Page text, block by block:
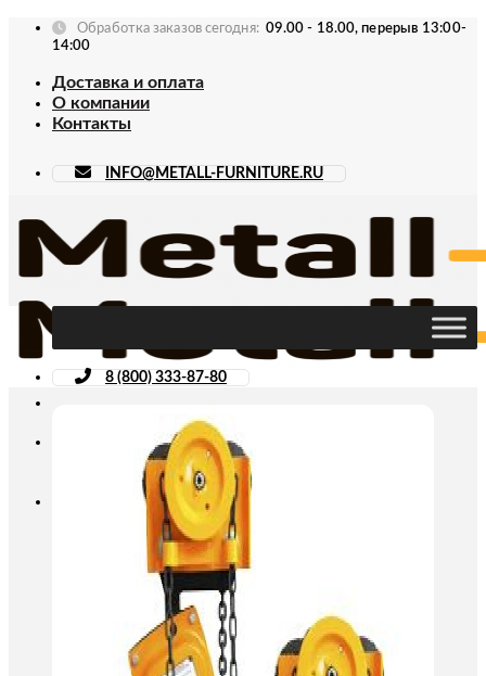
Skip
Обработка заказов сегодня: 09.00 - 18.00, перерыв 13:00-
14:00
Доставка и оплата
О компании
Контакты
INFO@METALL-FURNITURE.RU
8 (800) 333-87-80